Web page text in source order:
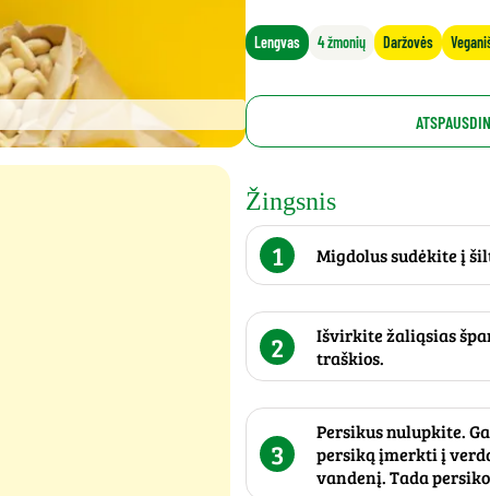
Lengvas 4 žmonių Daržovės
Žingsnis
1 Migdolus sudėkite į
2
Išvirkite žaliąsias
traškios.
3
Persikus nulupkite.
persiką įmerkti į
vandenį. Tada